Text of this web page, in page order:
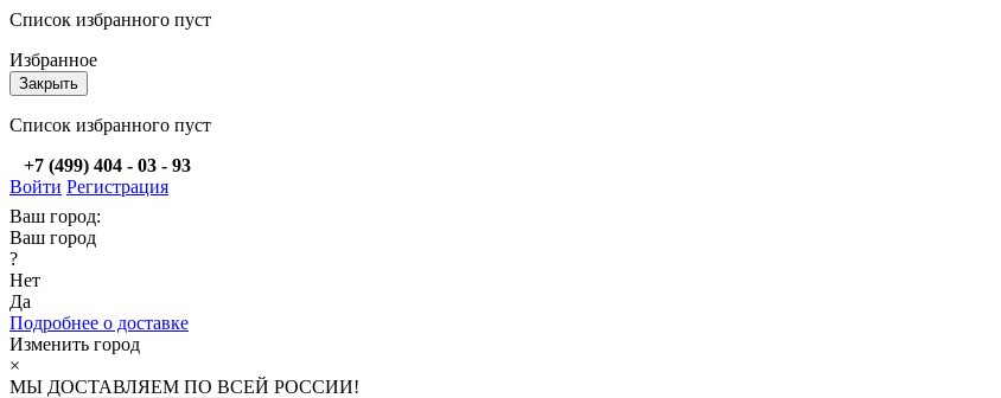
Список избранного пуст
Избранное
Закрыть
Список избранного пуст
+7 (499) 404 - 03 - 93
Войти Регистрация
Ваш город:
Ваш город
?
Нет
Да
Подробнее о доставке
Изменить город
×
МЫ ДОСТАВЛЯЕМ ПО ВСЕЙ РОССИИ!